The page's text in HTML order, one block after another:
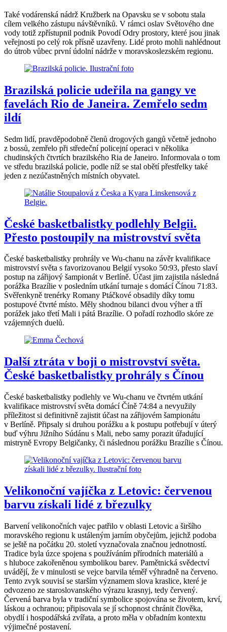
Také vodárenská nádrž Kružberk na Opavsku se v sobotu stala
cílem velkého zástupu návštěvníků. V rámci oslav Světového dne
vody totiž zpřístupnil podnik Povodí Odry prostory, které jsou jinak
veřejnosti po celý rok přísně uzavřeny. Lidé proto mohli nahlédnout
do útrob vůbec první údolní nádrže v moravskoslezském regionu.
Brazilská policie udeřila na gangy ve
favelách Rio de Janeira. Zemřelo sedm
ildí
Sedm lidí, pravděpodobně členů drogových gangů včetně jednoho
z bossů, zemřelo při středeční policejní operaci v několika
chudinských čtvrtích brazilského Ria de Janeiro. Informovala o tom
ve středu brazilská policie, podle níž se stal obětí přestřelky také
jeden z nezúčastněných místních obyvatel.
České basketbalistky podlehly Belgii.
Přesto postoupily na mistrovství světa
České basketbalistky prohrály ve Wu-chanu na závěr kvalifikace
mistrovství světa s favorizovanou Belgií vysoko 50:93, přesto slaví
postup na zářijový šampionát v Berlíně. Účast jim zajistila následná
porážka Brazílie v posledním utkání turnaje s domácí Čínou 71:83.
Svěřenkyně trenérky Romany Ptáčkové obsadily díky tomu
postupové čtvrté místo. Měly shodnou bilanci dvou výher a tří
porážek jako třetí Mali i pátá Brazílie. O pořadí rozhodlo skóre ze
vzájemných duelů.
Další ztráta v boji o mistrovství světa.
České basketbalistky prohrály s Čínou
České basketbalistky podlehly ve Wu-chanu ve čtvrtém utkání
kvalifikace mistrovství světa domácí Číně 74:84 a nevyužily
příležitost si definitivně zajistit účast na zářijovém šampionátu
v Berlíně. Připsaly si druhou porážku a k postupu potřebují v úterý
buď výhru Jižního Súdánu s Mali, nebo samy porazit úřadující
mistryně Evropy Belgičanky, či následnou porážku Brazílie s Čínou.
Velikonoční vajíčka z Letovic: červenou
barvu získali lidé z březulky
Barvení velikonočních vajec patřilo v oblasti Letovic a širšího
moravského regionu k ustáleným jarním obyčejům, jejichž podoba
se ještě na počátku 20. století vyznačovala značnou jednotností.
Tradice byla úzce spojena s používáním přírodních materiálů a
s hluboce zakořeněnou symbolikou barev. Pamětnická svědectví
uvádějí, že v minulosti se vejce barvila téměř výhradně na červeno.
Tento zvyk souvisí se starším významem slova kraslice, které je
odvozeno ze staroslovanského výrazu krasnyj, tedy červený.
Červená barva byla v tradiční symbolice spojována se životem, krví,
láskou a ochranou; připisovala se jí schopnost chránit člověka,
obydlí i hospodářská zvířata, a proto měla v obřadním kontextu
výjimečné postavení.